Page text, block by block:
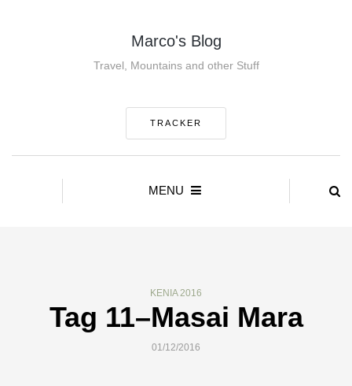
Marco's Blog
Travel, Mountains and other Stuff
TRACKER
MENU
KENIA 2016
Tag 11–Masai Mara
01/12/2016